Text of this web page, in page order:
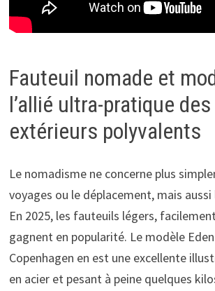
Fauteuil nomade et
l’allié ultra-pratique
extérieurs polyvalents
Le nomadisme ne concerne plus
voyages ou le déplacement, mais aussi
En 2025, les fauteuils légers,
gagnent en popularité. Le modèle
Copenhagen en est une excellente
en acier et pesant à peine quelques